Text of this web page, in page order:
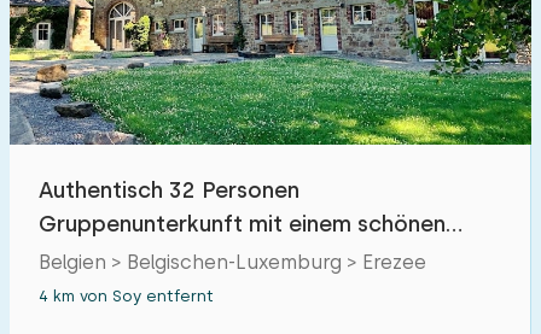
Authentisch 32 Personen
Gruppenunterkunft mit einem schönen
Garten in den Ardennen
Belgien > Belgischen-Luxemburg > Erezee
4 km von Soy entfernt